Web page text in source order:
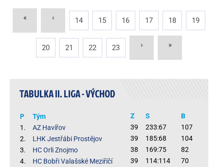
« ‹ 14 15 16 17 18 19
20 21 22 23 › »
TABULKA II. LIGA - VÝCHOD
P Tým Z S
B
1.
AZ Havířov 39 233:67
107
2.
LHK Jestřábi Prostějov 39 185:68
104
3.
HC Orli Znojmo 38 169:75
82
4.
HC Bobři Valašské Meziříčí 39 114:114
70